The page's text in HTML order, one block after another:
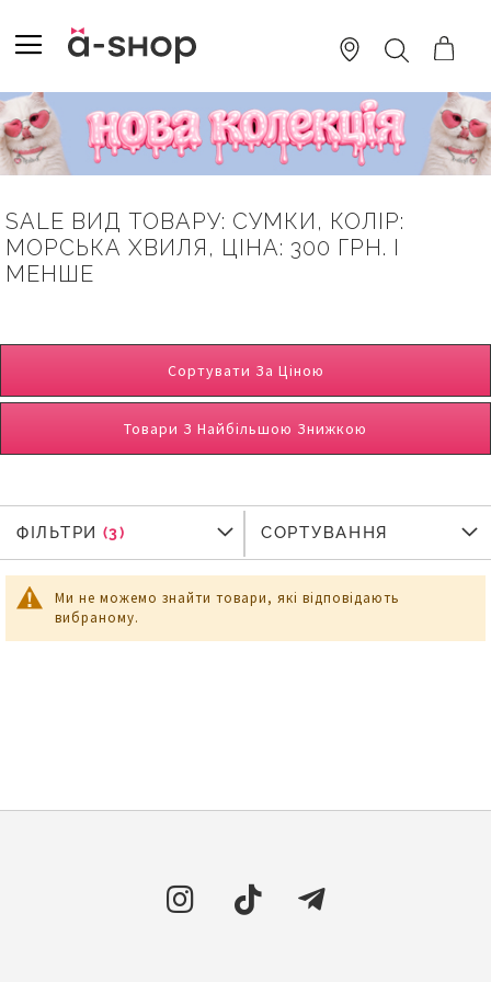
TO
CONTENT
ПОШУК
SALE ВИД ТОВАРУ: СУМКИ, КОЛІР:
МОРСЬКА ХВИЛЯ, ЦІНА: 300 ГРН. І
МЕНШЕ
Сортувати За Ціною
Товари З Найбільшою Знижкою
Ми не можемо знайти товари, які відповідають
вибраному.
ФІЛЬТРИ
ФІЛЬТРИ СОРТУВАННЯ